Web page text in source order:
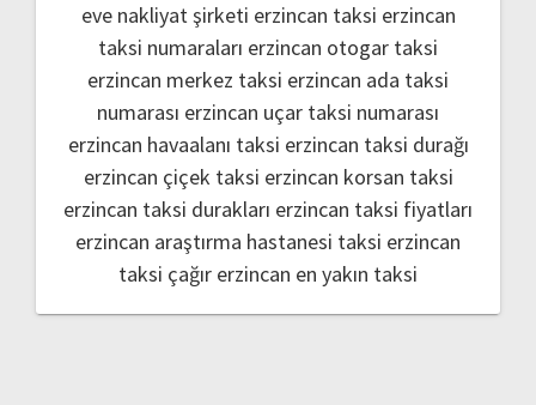
eve nakliyat şirketi erzincan taksi erzincan
taksi numaraları erzincan otogar taksi
erzincan merkez taksi erzincan ada taksi
numarası erzincan uçar taksi numarası
erzincan havaalanı taksi erzincan taksi durağı
erzincan çiçek taksi erzincan korsan taksi
erzincan taksi durakları erzincan taksi fiyatları
erzincan araştırma hastanesi taksi erzincan
taksi çağır erzincan en yakın taksi